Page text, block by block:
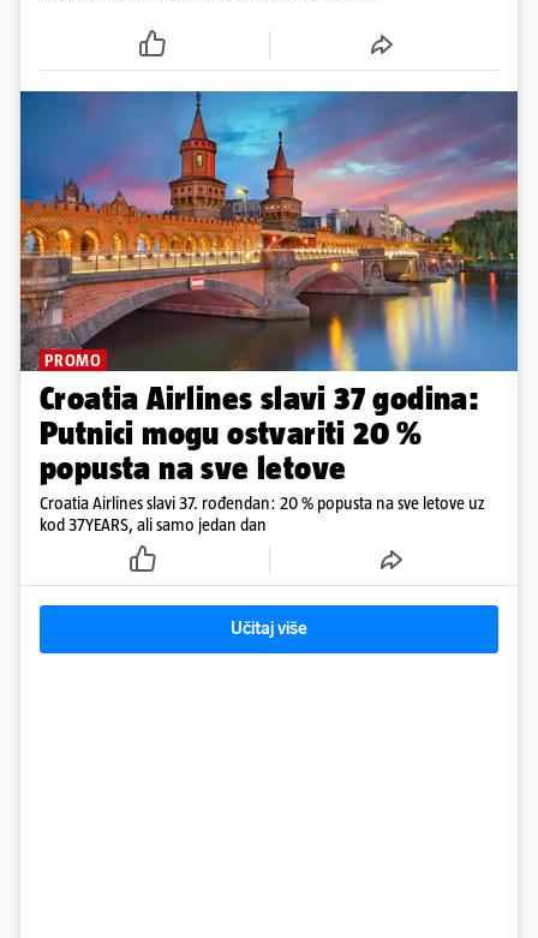
PROMO
Croatia Airlines slavi 37 godina:
Putnici mogu ostvariti 20 %
popusta na sve letove
Croatia Airlines slavi 37. rođendan: 20 % popusta na sve letove uz
kod 37YEARS, ali samo jedan dan
Učitaj više